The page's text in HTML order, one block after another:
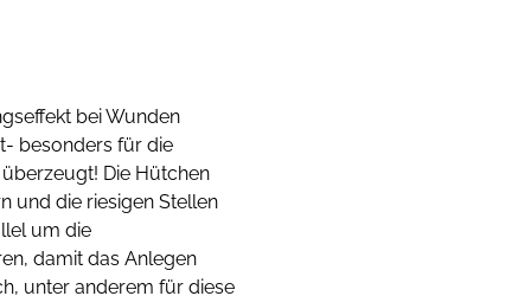
bei Wunden
besonders für die
Die Hütchen
und die riesigen Stellen
um die
damit das Anlegen
unter anderem für diese